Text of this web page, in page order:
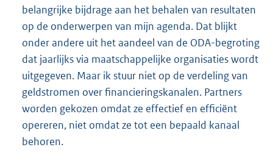
belangrijke bijdrage aan het behalen van resultaten
op de onderwerpen van mijn agenda. Dat blijkt
onder andere uit het aandeel van de ODA-begroting
dat jaarlijks via maatschappelijke organisaties wordt
uitgegeven. Maar ik stuur niet op de verdeling van
geldstromen over financieringskanalen. Partners
worden gekozen omdat ze effectief en efficiënt
opereren, niet omdat ze tot een bepaald kanaal
behoren.